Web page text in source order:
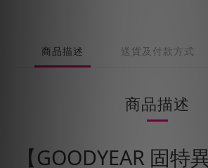
商品描述 送貨及付款方式
商品描述
【GOODYEAR 固特異